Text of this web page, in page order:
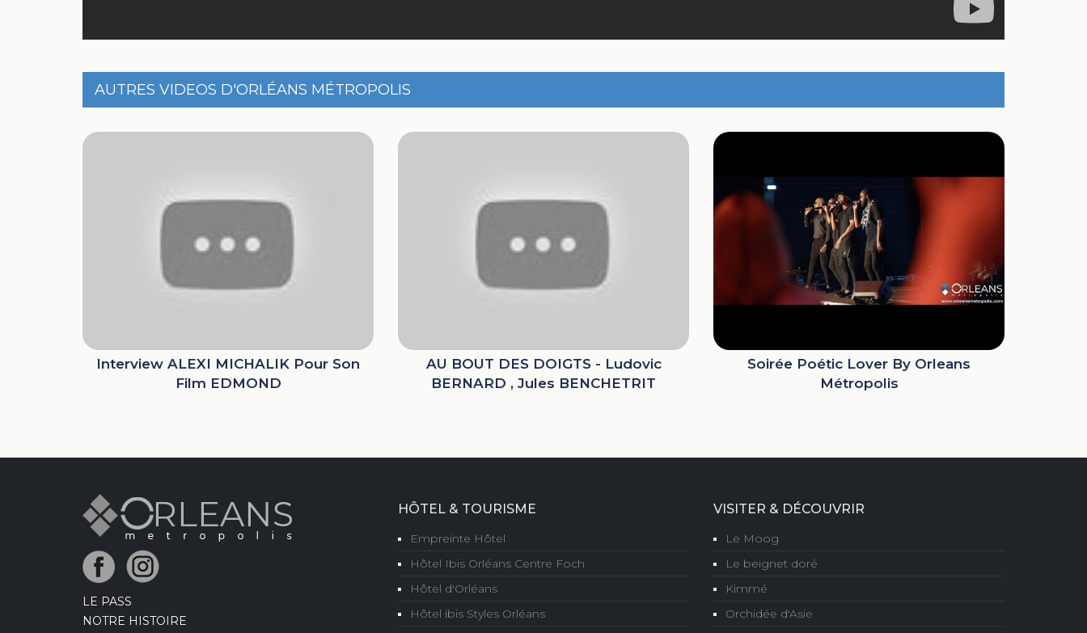
AUTRES VIDEOS D'ORLÉANS MÉTROPOLIS
Interview ALEXI MICHALIK Pour Son
Film EDMOND
AU BOUT DES DOIGTS - Ludovic
BERNARD , Jules BENCHETRIT
Soirée Poétic Lover By Orleans
Métropolis
LE PASS
NOTRE HISTOIRE
HÔTEL & TOURISME
Empreinte Hôtel
Hôtel Ibis Orléans Centre Foch
Hôtel d'Orléans
Hôtel ibis Styles Orléans
VISITER & DÉCOUVRIR
Le Moog
Le beignet doré
Kimmé
Orchidée d'Asie